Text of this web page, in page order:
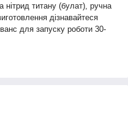
нітрид титану (булат), ручна
дізнавайтеся
для запуску роботи 30-